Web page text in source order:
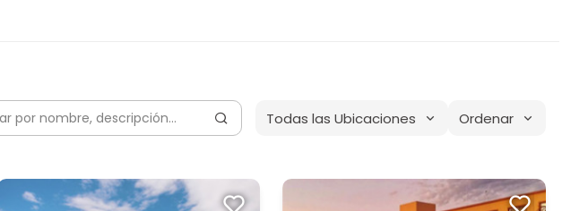
Todas las Ubicaciones Ordenar